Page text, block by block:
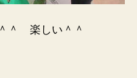
＾ 楽しい＾＾